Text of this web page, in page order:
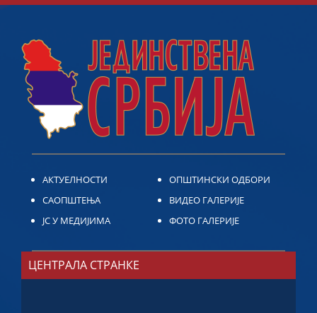
АКТУЕЛНОСТИ
САОПШТЕЊА
ЈС У МЕДИЈИМА
ОПШТИНСКИ ОДБОРИ
ВИДЕО ГАЛЕРИЈЕ
ФОТО ГАЛЕРИЈЕ
ЦЕНТРАЛА СТРАНКЕ